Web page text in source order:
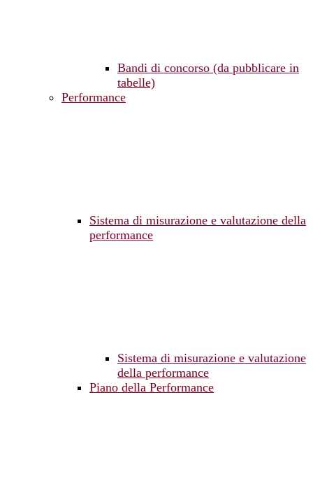
Bandi di concorso (da pubblicare in
tabelle)
Performance
Sistema di misurazione e valutazione della
performance
Sistema di misurazione e valutazione
della performance
Piano della Performance